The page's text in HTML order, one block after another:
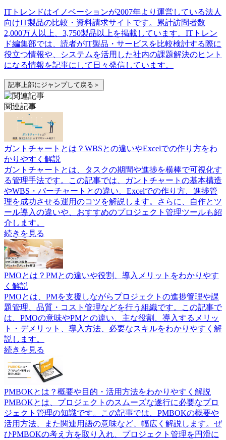
ITトレンドはイノベーションが2007年より運営している法人
向けIT製品の比較・資料請求サイトです。累計訪問者数
2,000万人以上、3,750製品以上を掲載しています。ITトレン
ド編集部では、読者がIT製品・サービスを比較検討する際に
役立つ情報や、システムを活用した社内の課題解決のヒント
になる情報を記事にして日々発信しています。
記事上部にジャンプして戻る＞
関連記事
ガントチャートとは？WBSとの違いやExcelでの作り方をわ
かりやすく解説
ガントチャートとは、タスクの期間や進捗を横棒で可視化す
る管理手法です。この記事では、ガントチャートの基本構造
やWBS・バーチャートとの違い、Excelでの作り方、進捗管
理を成功させる運用のコツを解説します。さらに、自作とツ
ール導入の違いや、おすすめのプロジェクト管理ツールも紹
介します。
続きを見る
PMOとは？PMとの違いや役割、導入メリットをわかりやす
く解説
PMOとは、PMを支援しながらプロジェクトの進捗管理や課
題管理、品質・コスト管理などを行う組織です。この記事で
は、PMOの意味やPMとの違い、主な役割、導入するメリッ
ト・デメリット、導入方法、必要なスキルをわかりやすく解
説します。
続きを見る
PMBOKとは？概要や目的・活用方法をわかりやすく解説
PMBOKとは、プロジェクトのスムーズな遂行に必要なプロ
ジェクト管理の知識です。この記事では、PMBOKの概要や
活用方法、また関連用語の意味など、幅広く解説します。ぜ
ひPMBOKの考え方を取り入れ、プロジェクト管理を円滑に